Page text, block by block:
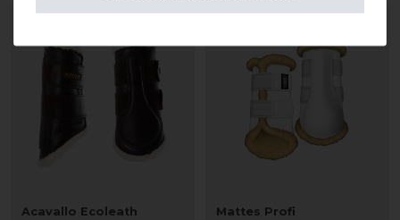
Acavallo Ecoleath
Mattes Profi